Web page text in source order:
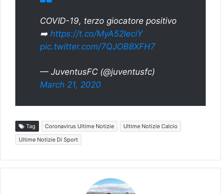
COVID-19, terzo giocatore positivo
➡️ https://t.co/MyA52leciY
pic.twitter.com/7QJOB8XFH7
— JuventusFC (@juventusfc)
March 21, 2020
Tag Coronavirus Ultime Notizie
Ultime Notizie Calcio
Ultime Notizie Di Sport